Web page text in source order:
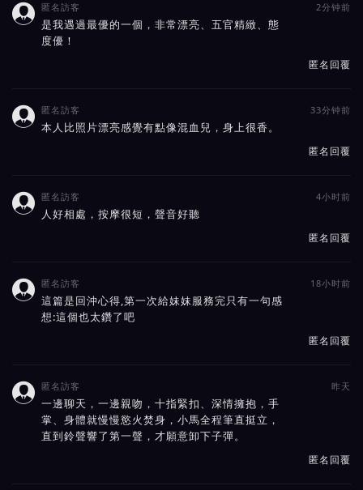
 匿名訪客 2分钟前
是我遇過最優的一個，非常漂亮、五官精緻、態
度優！
匿名回覆
 匿名訪客 33分钟前
本人比照片漂亮感覺有點像混血兒，身上很香。
匿名回覆
 匿名訪客 4小时前
人好相處，按摩很短，聲音好聽
匿名回覆
 匿名訪客 18小时前
這篇是回沖心得,第一次給妹妹服務完只有一句感
想:這個也太鑽了吧
匿名回覆
 匿名訪客 昨天
一邊聊天，一邊親吻，十指緊扣、深情擁抱，手
掌、身體就慢慢慾火焚身，小馬全程筆直挺立，
直到鈴聲響了第一聲，才願意卸下子彈。
匿名回覆